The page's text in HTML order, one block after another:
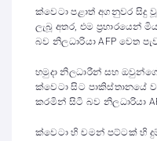
ක්වෙටා පළාත් අගනුවර සිදු
ලැබූ අතර, එම ප්‍රහාරයෙන්
බව නිලධාරියා AFP වෙත
හමුදා නිලධාරීන් සහ
ක්වෙටා සිට පාකිස්තානයේ
කරමින් සිටි බව නිලධාරියා
ක්වෙටා හි චමන් පට්ටක් හි